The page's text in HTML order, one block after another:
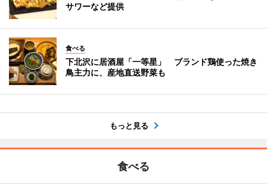
サワーなど提供
食べる
下北沢に居酒屋「一等星」 ブランド鶏使った焼き
鳥主力に、産地直送野菜も
もっと見る
食べる